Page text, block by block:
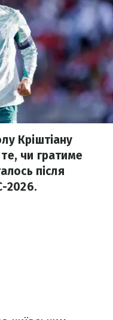
Кріштіану
чи гратиме
після
2026.